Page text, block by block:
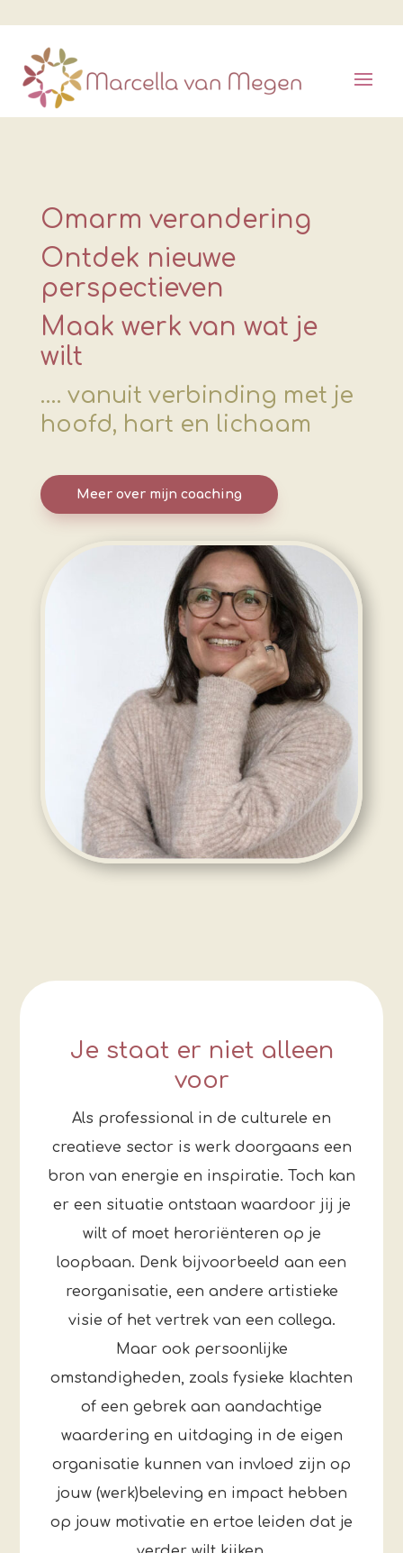
Omarm verandering
Ontdek nieuwe
perspectieven
Maak werk van wat je
wilt
…. vanuit verbinding met je
hoofd, hart en lichaam
Meer over mijn coaching
Je staat er niet alleen
voor
Als professional in de culturele en
creatieve sector is werk doorgaans een
bron van energie en inspiratie. Toch kan
er een situatie ontstaan waardoor jij je
wilt of moet heroriënteren op je
loopbaan. Denk bijvoorbeeld aan een
reorganisatie, een andere artistieke
visie of het vertrek van een collega.
Maar ook persoonlijke
omstandigheden, zoals fysieke klachten
of een gebrek aan aandachtige
waardering en uitdaging in de eigen
organisatie kunnen van invloed zijn op
jouw (werk)beleving en impact hebben
op jouw motivatie en ertoe leiden dat je